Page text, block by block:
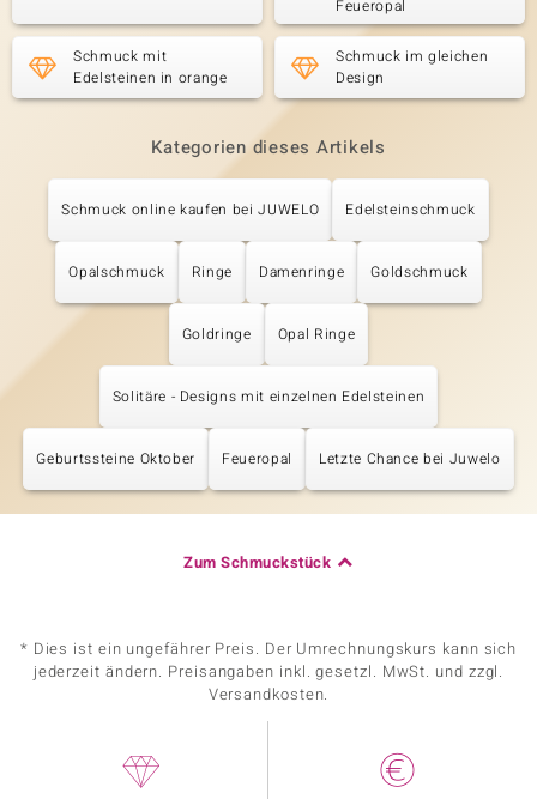
Feueropal
Schmuck mit
Edelsteinen in orange
Schmuck im gleichen
Design
Kategorien dieses Artikels
Schmuck online kaufen bei JUWELO Edelsteinschmuck
Opalschmuck Ringe Damenringe Goldschmuck
Goldringe Opal Ringe
Solitäre - Designs mit einzelnen Edelsteinen
Geburtssteine Oktober Feueropal Letzte Chance bei Juwelo
Zum Schmuckstück
* Dies ist ein ungefährer Preis. Der Umrechnungskurs kann sich
jederzeit ändern. Preisangaben inkl. gesetzl. MwSt. und zzgl.
Versandkosten.